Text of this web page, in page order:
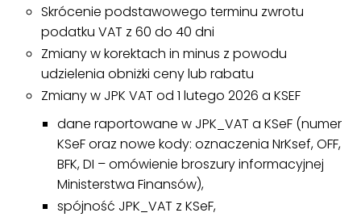
Skrócenie podstawowego terminu zwrotu
podatku VAT z 60 do 40 dni
Zmiany w korektach in minus z powodu
udzielenia obniżki ceny lub rabatu
Zmiany w JPK VAT od 1 lutego 2026 a KSEF
dane raportowane w JPK_VAT a KSeF (numer
KSeF oraz nowe kody: oznaczenia NrKsef, OFF,
BFK, DI – omówienie broszury informacyjnej
Ministerstwa Finansów),
spójność JPK_VAT z KSeF,